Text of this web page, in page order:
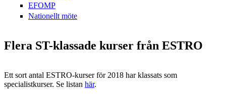
EFOMP
Nationellt möte
Flera ST-klassade kurser från ESTRO
Ett sort antal ESTRO-kurser för 2018 har klassats som
specialistkurser. Se listan här.